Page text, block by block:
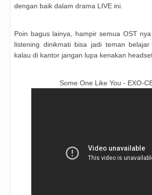
dengan baik dalam drama LIVE ini.
Poin bagus lainya, hampir semua OST
listening dinikmati bisa jadi teman belajar
kalau di kantor jangan lupa kenakan
Some One Like You - EXO-